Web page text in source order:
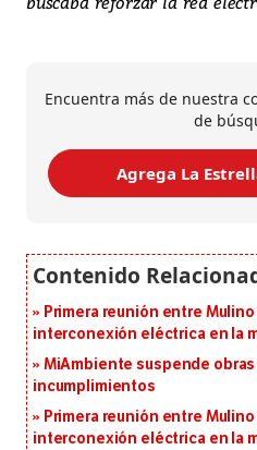
Encuentra más de nuestra
de
Agrega La
Primera reunión entre Mulino
interconexión eléctrica en la
MiAmbiente suspende
incumplimientos
Primera reunión entre Mulino
interconexión eléctrica en la